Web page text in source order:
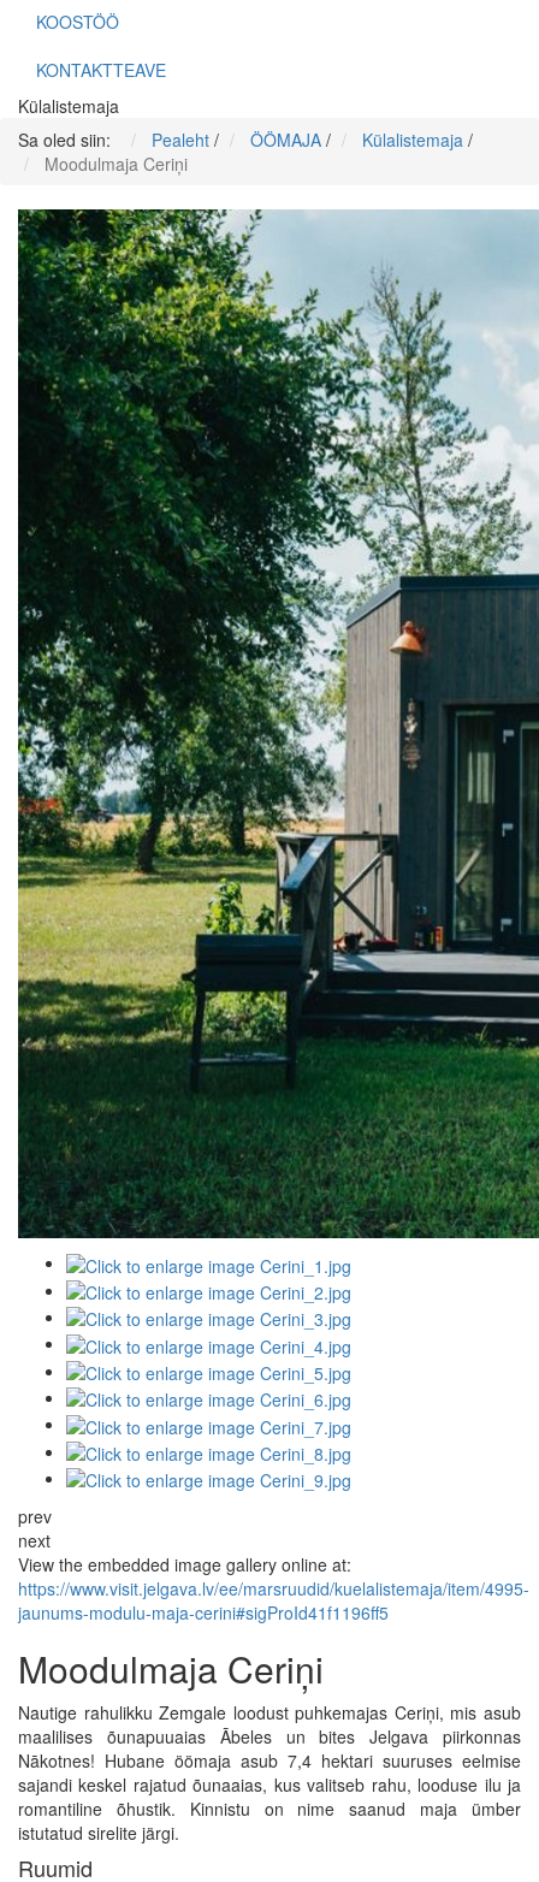
KOOSTÖÖ
KONTAKTTEAVE
Külalistemaja
Sa oled siin:
Pealeht / ÖÖMAJA / Külalistemaja /
Moodulmaja Ceriņi
prev
next
View the embedded image gallery online at:
https://www.visit.jelgava.lv/ee/marsruudid/kuelalistemaja/item/4995-
jaunums-modulu-maja-cerini#sigProId41f1196ff5
Moodulmaja Ceriņi
Nautige rahulikku Zemgale loodust puhkemajas Ceriņi, mis asub
maalilises õunapuuaias Ābeles un bites Jelgava piirkonnas
Nākotnes! Hubane öömaja asub 7,4 hektari suuruses eelmise
sajandi keskel rajatud õunaaias, kus valitseb rahu, looduse ilu ja
romantiline õhustik. Kinnistu on nime saanud maja ümber
istutatud sirelite järgi.
Ruumid